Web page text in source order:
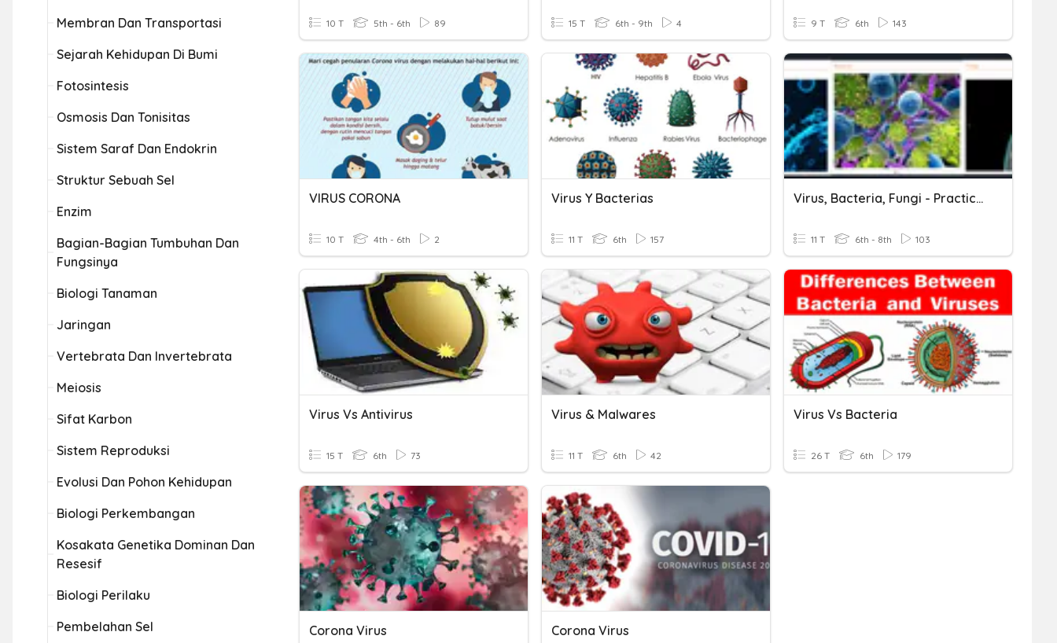
Membran Dan Transportasi
Sejarah Kehidupan Di Bumi
Fotosintesis
Osmosis Dan Tonisitas
Sistem Saraf Dan Endokrin
Struktur Sebuah Sel
Enzim
Bagian-Bagian Tumbuhan Dan
Fungsinya
Biologi Tanaman
Jaringan
Vertebrata Dan Invertebrata
Meiosis
Sifat Karbon
Sistem Reproduksi
Evolusi Dan Pohon Kehidupan
Biologi Perkembangan
Kosakata Genetika Dominan Dan
Resesif
Biologi Perilaku
Pembelahan Sel
10 T 5th - 6th 89 15 T 6th - 9th 4 9 T 6th 143
VIRUS CORONA
10 T 4th - 6th 2
Virus Y Bacterias
11 T 6th 157
Virus, Bacteria, Fungi - Practice Quiz
11 T 6th - 8th 103
Virus Vs Antivirus
15 T 6th 73
Virus & Malwares
11 T 6th 42
Virus Vs Bacteria
26 T 6th 179
Corona Virus Corona Virus